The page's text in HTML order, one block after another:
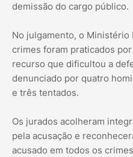
demissão do cargo público.
No julgamento, o
crimes foram praticados
recurso que dificultou a
denunciado por quatro
e três tentados.
Os jurados acolheram
pela acusação e
acusado em todos os